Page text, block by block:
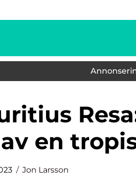
av en
Jon Larsson